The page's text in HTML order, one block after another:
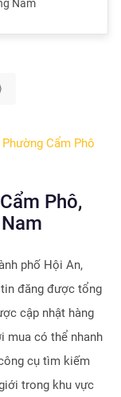
Nam
Phường Cẩm Phô
Phô,
phố Hội An,
đăng được tổng
cập nhật hàng
mua có thể nhanh
cụ tìm kiếm
trong khu vực